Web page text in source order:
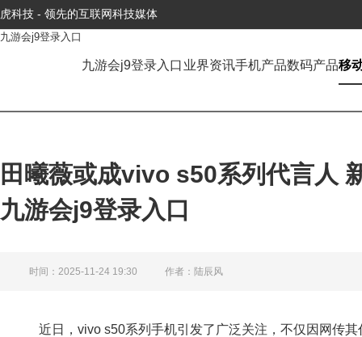
虎科技 - 领先的互联网科技媒体
九游会j9登录入口
九游会j9登录入口 业界资讯手机产品数码产品移
田曦薇或成vivo s50系列代言人
九游会j9登录入口
时间：2025-11-24 19:30 作者：陆辰风
近日，vivo s50系列手机引发了广泛关注，不仅因网传